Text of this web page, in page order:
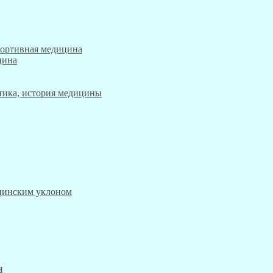
медицина
история медицины
уклоном